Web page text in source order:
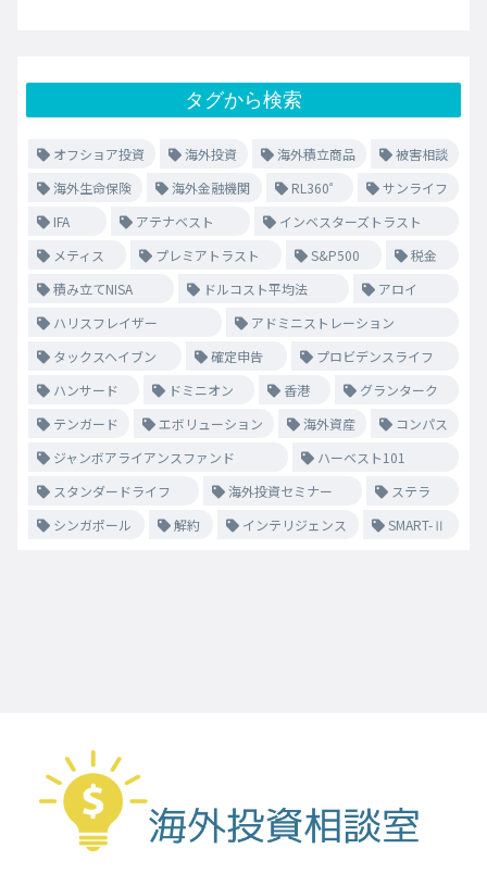
タグから検索
オフショア投資 海外投資 海外積立商品
被害相談
海外生命保険
海外金融機関 RL360゜
サンライフ
IFA
アテナベスト
インベスターズトラスト
メティス
プレミアトラスト S&P500
税金
積み立てNISA
ドルコスト平均法
アロイ
ハリスフレイザー
アドミニストレーション
タックスヘイブン
確定申告
プロビデンスライフ
ハンサード
ドミニオン 香港
グランターク
テンガード
エボリューション 海外資産
コンパス
ジャンボアライアンスファンド
ハーベスト101
スタンダードライフ
海外投資セミナー
ステラ
シンガポール
解約 インテリジェンス SMART-Ⅱ